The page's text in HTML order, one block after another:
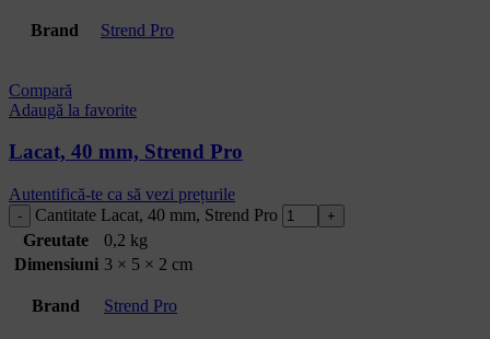
Brand Strend Pro
Compară
Adaugă la favorite
Lacat, 40 mm, Strend Pro
Autentifică-te ca să vezi prețurile
Cantitate Lacat, 40 mm, Strend Pro
Greutate
0,2 kg
Dimensiuni 3 × 5 × 2 cm
Brand Strend Pro